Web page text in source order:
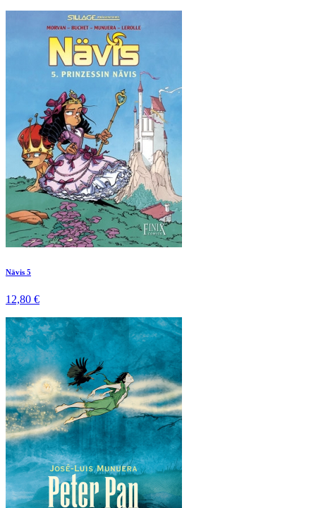
Nävis 5
12,80 €